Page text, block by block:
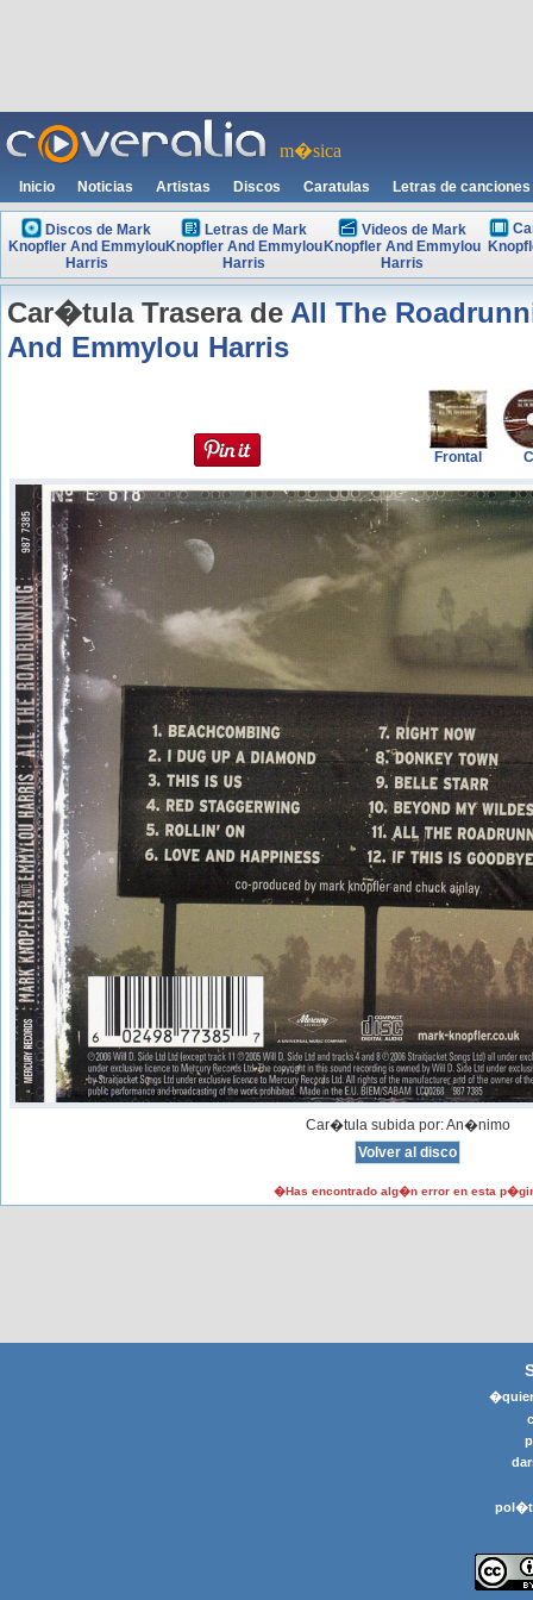
m�sica
Inicio Noticias Artistas Discos Caratulas Letras de canciones
Discos de Mark
Knopfler And Emmylou
Harris
Letras de Mark
Knopfler And Emmylou
Harris
Videos de Mark
Knopfler And Emmylou
Harris
Car�tula Trasera de All The
And Emmylou Harris
Frontal
Car�tula subida por: An�nimo
�Has encontrado alg�n error en esta